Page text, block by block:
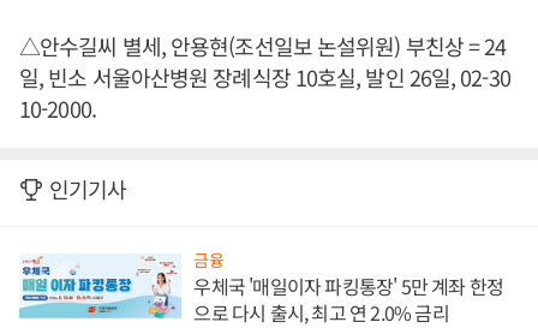
△안수길씨 별세, 안용현(조선일보 논설위원) 부친상 = 24
일, 빈소 서울아산병원 장례식장 10호실, 발인 26일, 02-30
10-2000.
인기기사
금융
우체국 '매일이자 파킹통장' 5만 계좌 한정
으로 다시 출시, 최고 연 2.0% 금리